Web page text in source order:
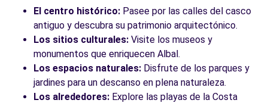
El centro histórico: Pasee por las calles del casco
antiguo y descubra su patrimonio arquitectónico.
Los sitios culturales: Visite los museos y
monumentos que enriquecen Albal.
Los espacios naturales: Disfrute de los parques y
jardines para un descanso en plena naturaleza.
Los alrededores: Explore las playas de la Costa